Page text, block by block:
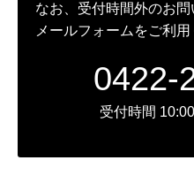
なお、受付時間外のお問
メールフォームをご利用
0422-
受付時間